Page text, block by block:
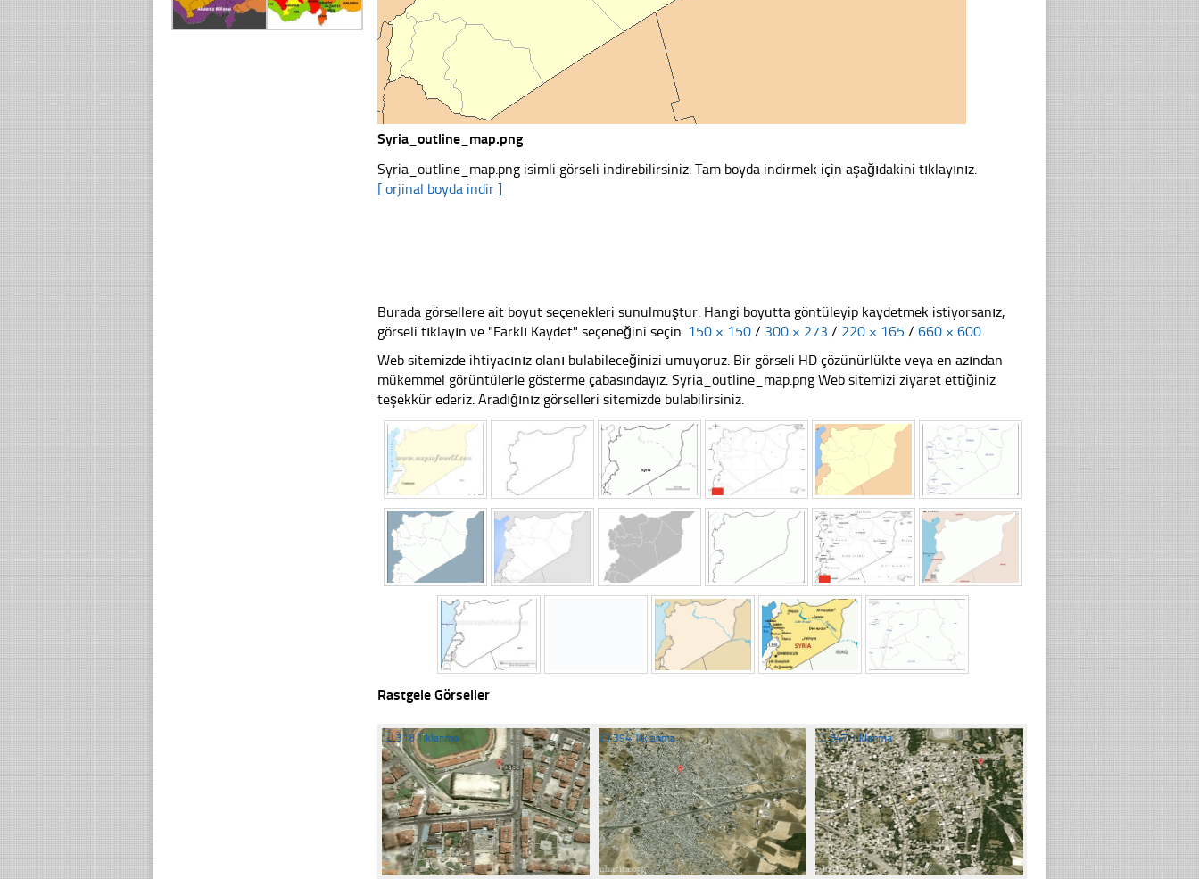
Syria_outline_map.png
Syria_outline_map.png isimli görseli indirebilirsiniz. Tam boyda indirmek için aşağıdakini tıklayınız.
[ orjinal boyda indir ]
Burada görsellere ait boyut seçenekleri sunulmuştur. Hangi boyutta göntüleyip kaydetmek istiyorsanız,
görseli tıklayın ve "Farklı Kaydet" seçeneğini seçin. 150 × 150 / 300 × 273 / 220 × 165 / 660 × 600
Web sitemizde ihtiyacınız olanı bulabileceğinizi umuyoruz. Bir görseli HD çözünürlükte veya en azından
mükemmel görüntülerle gösterme çabasındayız. Syria_outline_map.png Web sitemizi ziyaret ettiğiniz
teşekkür ederiz. Aradığınız görselleri sitemizde bulabilirsiniz.
Rastgele Görseller
☐318 Tıklanma ☐394 Tıklanma ☐347 Tıklanma